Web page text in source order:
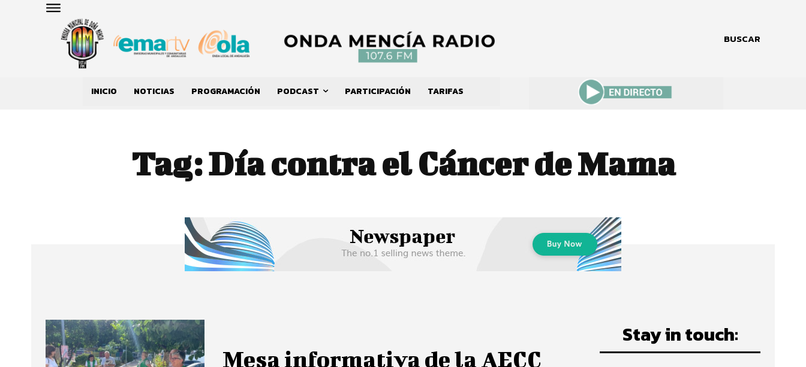
BUSCAR
INICIO NOTICIAS PROGRAMACIÓN PODCAST PARTICIPACIÓN TARIFAS
Tag:Día contra el Cáncer de Mama
Mesa informativa de la AECC
Stay in touch: